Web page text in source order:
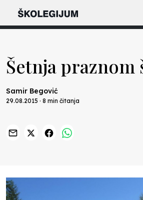
Šetnja praznom
Samir Begović
29.08.2015 · 8 min čitanja